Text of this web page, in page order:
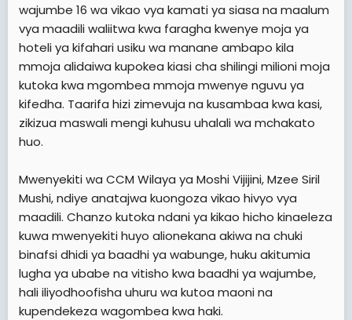
wajumbe 16 wa vikao vya kamati ya siasa na maalum
vya maadili waliitwa kwa faragha kwenye moja ya
hoteli ya kifahari usiku wa manane ambapo kila
mmoja alidaiwa kupokea kiasi cha shilingi milioni moja
kutoka kwa mgombea mmoja mwenye nguvu ya
kifedha. Taarifa hizi zimevuja na kusambaa kwa kasi,
zikizua maswali mengi kuhusu uhalali wa mchakato
huo.
Mwenyekiti wa CCM Wilaya ya Moshi Vijijini, Mzee Siril
Mushi, ndiye anatajwa kuongoza vikao hivyo vya
maadili. Chanzo kutoka ndani ya kikao hicho kinaeleza
kuwa mwenyekiti huyo alionekana akiwa na chuki
binafsi dhidi ya baadhi ya wabunge, huku akitumia
lugha ya ubabe na vitisho kwa baadhi ya wajumbe,
hali iliyodhoofisha uhuru wa kutoa maoni na
kupendekeza wagombea kwa haki.